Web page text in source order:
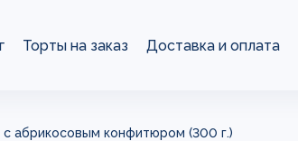
Торты на заказ Доставка и оплата
абрикосовым конфитюром (300 г.)